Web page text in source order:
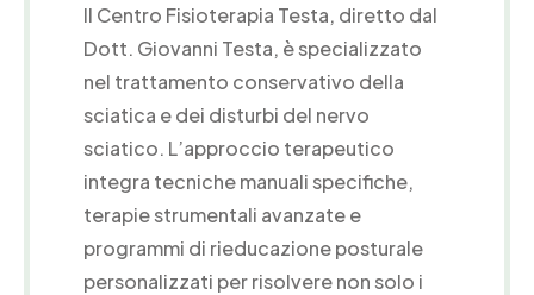
Il Centro Fisioterapia Testa, diretto dal
Dott. Giovanni Testa, è specializzato
nel trattamento conservativo della
sciatica e dei disturbi del nervo
sciatico. L’approccio terapeutico
integra tecniche manuali specifiche,
terapie strumentali avanzate e
programmi di rieducazione posturale
personalizzati per risolvere non solo i